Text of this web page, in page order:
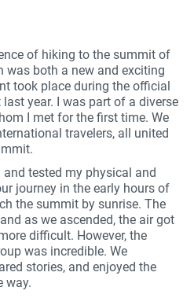
of hiking to the summit of
was both a new and exciting
took place during the official
year. I was part of a diverse
I met for the first time. We
travelers, all united
tested my physical and
journey in the early hours of
the summit by sunrise. The
as we ascended, the air got
difficult. However, the
was incredible. We
stories, and enjoyed the
way.